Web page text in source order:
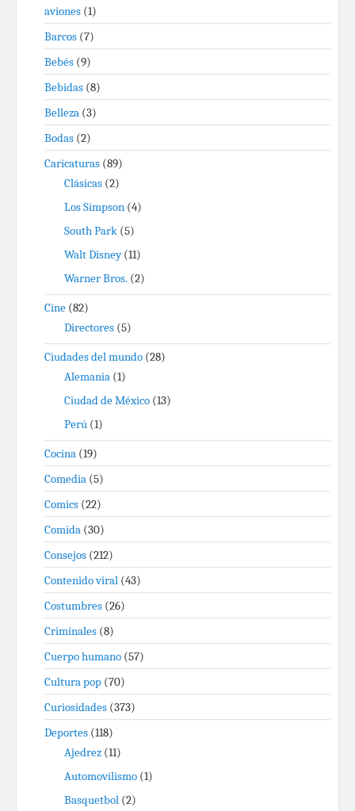
aviones (1)
Barcos (7)
Bebés (9)
Bebidas (8)
Belleza (3)
Bodas (2)
Caricaturas (89)
Clásicas (2)
Los Simpson (4)
South Park (5)
Walt Disney(11)
Warner Bros. (2)
Cine (82)
Directores (5)
Ciudades del mundo (28)
Alemania (1)
Ciudad de México (13)
Perú (1)
Cocina (19)
Comedia (5)
Comics (22)
Comida (30)
Consejos (212)
Contenido viral (43)
Costumbres (26)
Criminales (8)
Cuerpo humano (57)
Cultura pop (70)
Curiosidades (373)
Deportes (118)
Ajedrez (11)
Automovilismo (1)
Basquetbol (2)